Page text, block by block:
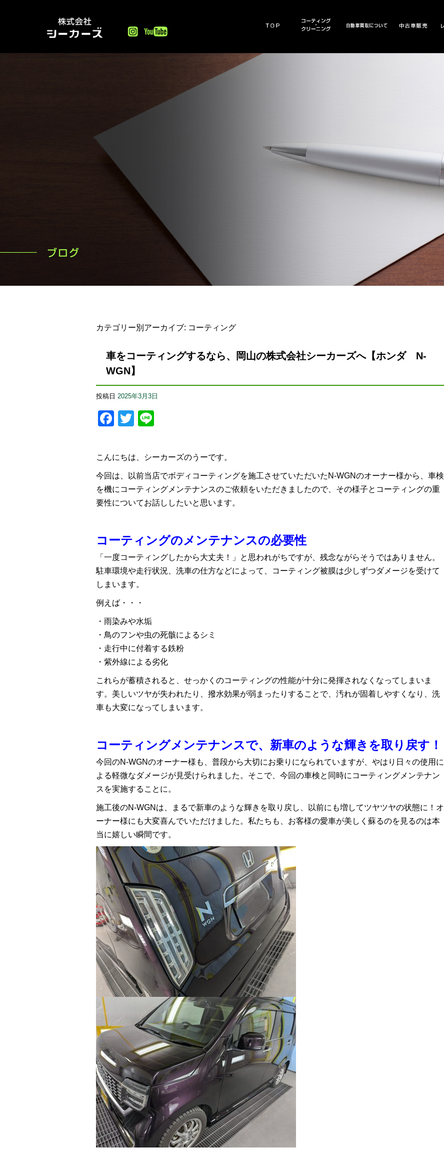
カテゴリー別アーカイブ: コーティング
車をコーティングするなら、岡山の株式会社シーカーズへ【ホンダ N-
WGN】
投稿日 2025年3月3日
Facebook
Twitter
こんにちは、シーカーズのうーです。
今回は、以前当店でボディコーティングを施工させていただいたN-WGNのオーナー様から、車検
を機にコーティングメンテナンスのご依頼をいただきましたので、その様子とコーティングの重
要性についてお話ししたいと思います。
コーティングのメンテナンスの必要性
「一度コーティングしたから大丈夫！」と思われがちですが、残念ながらそうではありません。
駐車環境や走行状況、洗車の仕方などによって、コーティング被膜は少しずつダメージを受けて
しまいます。
例えば・・・
・雨染みや水垢
・鳥のフンや虫の死骸によるシミ
・走行中に付着する鉄粉
・紫外線による劣化
これらが蓄積されると、せっかくのコーティングの性能が十分に発揮されなくなってしまいま
す。美しいツヤが失われたり、撥水効果が弱まったりすることで、汚れが固着しやすくなり、洗
車も大変になってしまいます。
コーティングメンテナンスで、新車のような輝きを取り戻す！
今回のN-WGNのオーナー様も、普段から大切にお乗りになられていますが、やはり日々の使用に
よる軽微なダメージが見受けられました。そこで、今回の車検と同時にコーティングメンテナン
スを実施することに。
施工後のN-WGNは、まるで新車のような輝きを取り戻し、以前にも増してツヤツヤの状態に！オ
ーナー様にも大変喜んでいただけました。私たちも、お客様の愛車が美しく蘇るのを見るのは本
当に嬉しい瞬間です。